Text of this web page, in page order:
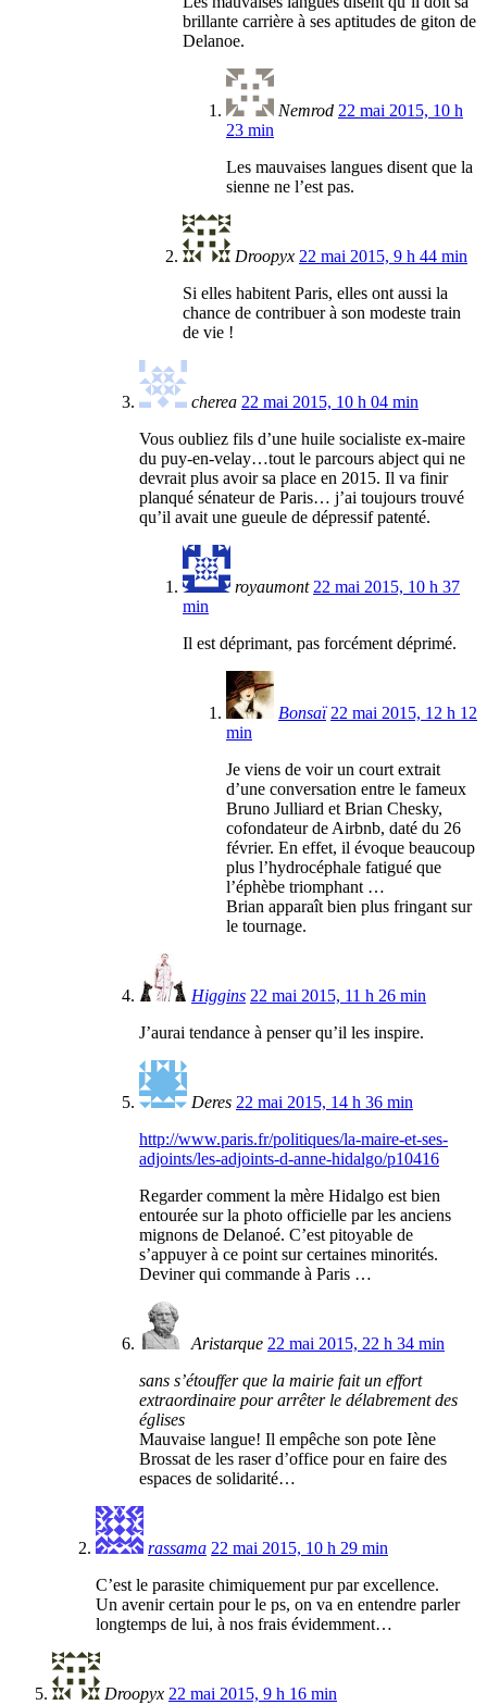
brillante carrière à ses aptitudes de giton de
Delanoe.
Nemrod 22 mai 2015, 10 h
23 min
Les mauvaises langues disent que la
sienne ne l’est pas.
Droopyx 22 mai 2015, 9 h 44 min
Si elles habitent Paris, elles ont aussi la
chance de contribuer à son modeste train
de vie !
cherea 22 mai 2015, 10 h 04 min
Vous oubliez fils d’une huile socialiste ex-maire
du puy-en-velay…tout le parcours abject qui ne
devrait plus avoir sa place en 2015. Il va finir
planqué sénateur de Paris… j’ai toujours trouvé
qu’il avait une gueule de dépressif patenté.
royaumont 22 mai 2015, 10 h 37
min
Il est déprimant, pas forcément déprimé.
Bonsaï 22 mai 2015, 12 h 12
min
Je viens de voir un court extrait
d’une conversation entre le fameux
Bruno Julliard et Brian Chesky,
cofondateur de Airbnb, daté du 26
février. En effet, il évoque beaucoup
plus l’hydrocéphale fatigué que
l’éphèbe triomphant …
Brian apparaît bien plus fringant sur
le tournage.
Higgins 22 mai 2015, 11 h 26 min
J’aurai tendance à penser qu’il les inspire.
Deres 22 mai 2015, 14 h 36 min
http://www.paris.fr/politiques/la-maire-et-ses-
adjoints/les-adjoints-d-anne-hidalgo/p10416
Regarder comment la mère Hidalgo est bien
entourée sur la photo officielle par les anciens
mignons de Delanoé. C’est pitoyable de
s’appuyer à ce point sur certaines minorités.
Deviner qui commande à Paris …
Aristarque 22 mai 2015, 22 h 34 min
sans s’étouffer que la mairie fait un effort
extraordinaire pour arrêter le délabrement des
églises
Mauvaise langue! Il empêche son pote Iène
Brossat de les raser d’office pour en faire des
espaces de solidarité…
rassama 22 mai 2015, 10 h 29 min
C’est le parasite chimiquement pur par excellence.
Un avenir certain pour le ps, on va en entendre parler
longtemps de lui, à nos frais évidemment…
Droopyx 22 mai 2015, 9 h 16 min